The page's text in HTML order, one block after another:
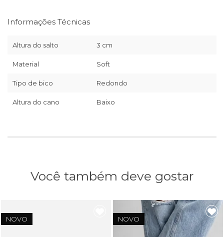
Informações Técnicas
Altura do salto 3 cm
Material Soft
Tipo de bico Redondo
Altura do cano Baixo
Você também deve gostar
NOVO NOVO